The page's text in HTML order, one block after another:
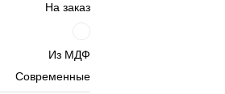
На заказ
Из МДФ
Современные